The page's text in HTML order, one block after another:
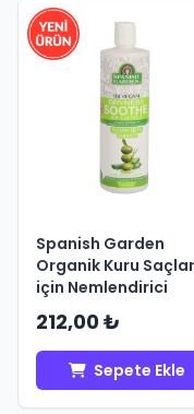
Spanish Garden
Organik Kuru Saçlar
için Nemlendirici
Şampuan 450 ml
212,00 ₺
Sepete Ekle